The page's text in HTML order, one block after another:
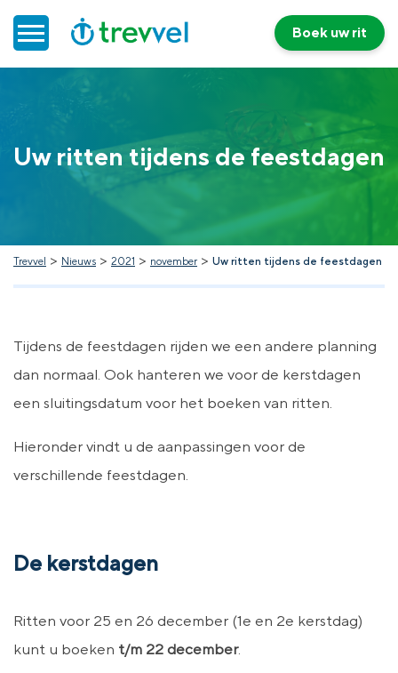
Home
Doelgroepenvervoer
Nieuws
Boek uw rit
Uw ritten tijdens de feestdagen
Trevvel > Nieuws > 2021 > november > Uw ritten tijdens de feestdagen
Tijdens de feestdagen rijden we een andere planning
dan normaal. Ook hanteren we voor de kerstdagen
een sluitingsdatum voor het boeken van ritten.
Hieronder vindt u de aanpassingen voor de
verschillende feestdagen.
De kerstdagen
Ritten voor 25 en 26 december (1e en 2e kerstdag)
kunt u boeken t/m 22 december.